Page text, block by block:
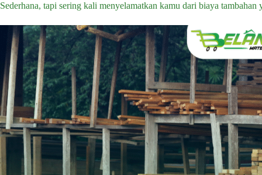
Sederhana, tapi sering kali menyelamatkan kamu dari biaya tambahan